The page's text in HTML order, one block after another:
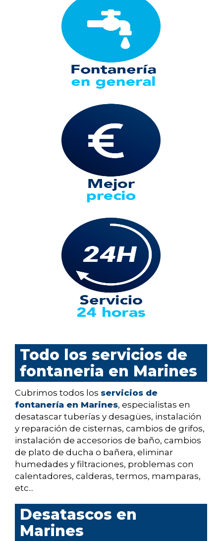
Todo los servicios de
fontaneria en Marines
Cubrimos todos los servicios de
fontanería en Marines, especialistas en
desatascar tuberías y desagües, instalación
y reparación de cisternas, cambios de grifos,
instalación de accesorios de baño, cambios
de plato de ducha o bañera, eliminar
humedades y filtraciones, problemas con
calentadores, calderas, termos, mamparas,
etc...
Desatascos en
Marines